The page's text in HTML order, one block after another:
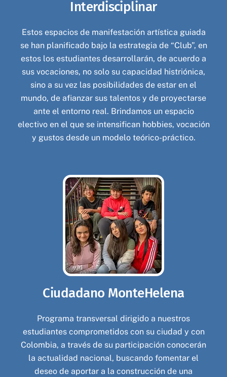
Interdisciplinar
Estos espacios de manifestación artística guiada
se han planificado bajo la estrategia de “Club”, en
estos los estudiantes desarrollarán, de acuerdo a
sus vocaciones, no solo su capacidad histriónica,
sino a su vez las posibilidades de estar en el
mundo, de afianzar sus talentos y de proyectarse
ante el entorno real. Brindamos un espacio
electivo en el que se intensifican hobbies, vocación
y gustos desde un modelo teórico-práctico.
Ciudadano MonteHelena
Programa transversal dirigido a nuestros
estudiantes comprometidos con su ciudad y con
Colombia, a través de su participación conocerán
la actualidad nacional, buscando fomentar el
deseo de aportar a la construcción de una